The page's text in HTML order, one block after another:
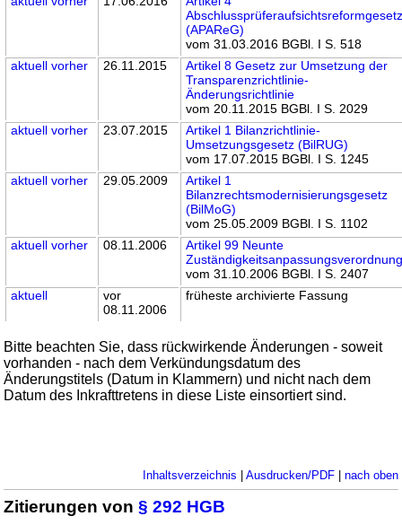
(APAReG)
vom 31.03.2016 BGBl. I S. 518
aktuell vorher 26.11.2015
Artikel 8 Gesetz zur Umsetzung der
Transparenzrichtlinie-
Änderungsrichtlinie
vom 20.11.2015 BGBl. I S. 2029
aktuell vorher 23.07.2015
Artikel 1 Bilanzrichtlinie-
Umsetzungsgesetz (BilRUG)
vom 17.07.2015 BGBl. I S. 1245
aktuell vorher 29.05.2009
Artikel 1
Bilanzrechtsmodernisierungsgesetz
(BilMoG)
vom 25.05.2009 BGBl. I S. 1102
aktuell vorher 08.11.2006
Artikel 99 Neunte
vom 31.10.2006 BGBl. I S. 2407
aktuell
vor
08.11.2006
früheste archivierte Fassung
Bitte beachten Sie, dass rückwirkende Änderungen - soweit
vorhanden - nach dem Verkündungsdatum des
Änderungstitels (Datum in Klammern) und nicht nach dem
Datum des Inkrafttretens in diese Liste einsortiert sind.
Inhaltsverzeichnis Ausdrucken/PDF| nach oben
Zitierungen von§ 292 HGB